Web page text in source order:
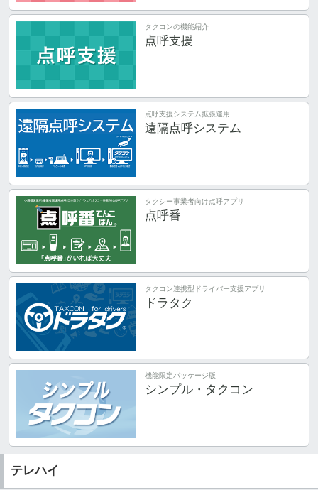
タクコンの機能紹介
点呼支援
点呼支援システム拡張運用
遠隔点呼システム
タクシー事業者向け点呼アプリ
点呼番
タクコン連携型ドライバー支援アプリ
ドラタク
機能限定パッケージ版
シンプル・タクコン
テレハイ